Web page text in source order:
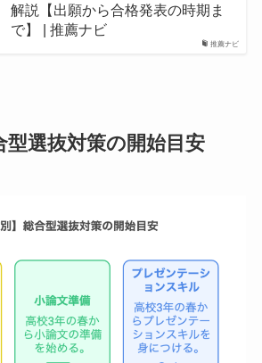
推薦ナビ
解説【出願から合格発表の時期ま
で】 | 推薦ナビ
型選抜対策の開始目安